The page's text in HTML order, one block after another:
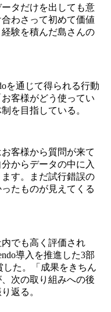
タだけを出しても意
わさって初めて価値
験を積んだ島さんの
を通じて得られる行動
客様がどう使ってい
を目指している。
客様から質問が来て
からデータの中に入
す。まだ試行錯誤の
たものが見えてくる
でも高く評価され
導入を推進した3部
た。「成果をきちん
次の取り組みへの後
返る。